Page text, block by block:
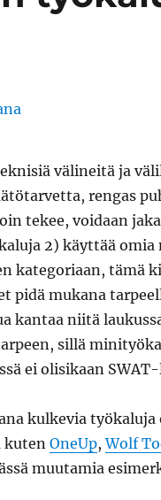
välineitä ja
rengas
tekee, voidaan
2) käyttää omia
kategoriaan, tämä
pidä mukana
kantaa niitä
sillä
ei olisikaan
kulkevia
kuten OneUp,Wolf
muutamia